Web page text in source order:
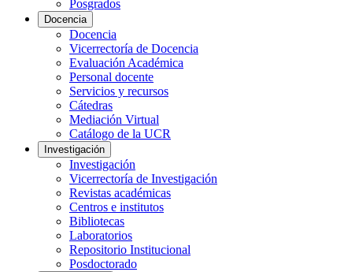
Posgrados
Docencia
Docencia
Vicerrectoría de Docencia
Evaluación Académica
Personal docente
Servicios y recursos
Cátedras
Mediación Virtual
Catálogo de la UCR
Investigación
Investigación
Vicerrectoría de Investigación
Revistas académicas
Centros e institutos
Bibliotecas
Laboratorios
Repositorio Institucional
Posdoctorado